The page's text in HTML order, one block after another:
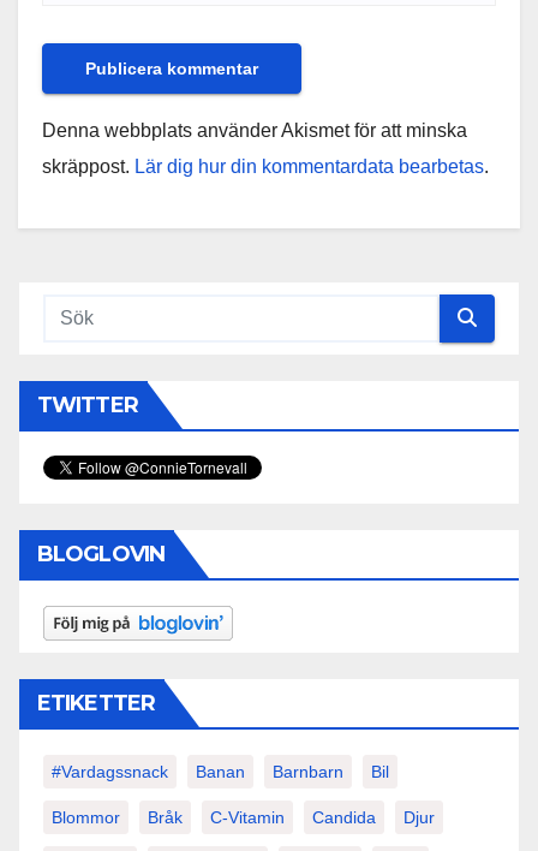
Denna webbplats använder Akismet för att minska
skräppost. Lär dig hur din kommentardata bearbetas.
TWITTER
BLOGLOVIN
ETIKETTER
#vardagssnack Banan Barnbarn Bil
Blommor Bråk C-Vitamin Candida Djur